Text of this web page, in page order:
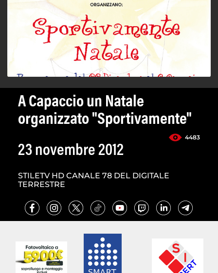
A Capaccio un Natale
organizzato "Sportivamente"
4483
23 novembre 2012
STILETV HD CANALE 78 DEL DIGITALE
TERRESTRE